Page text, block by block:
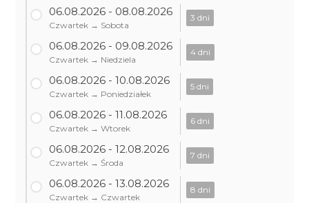
06.08.2026 - 08.08.2026
Czwartek → Sobota
3 dni
06.08.2026 - 09.08.2026
Czwartek → Niedziela
4 dni
06.08.2026 - 10.08.2026
Czwartek → Poniedziałek
5 dni
06.08.2026 - 11.08.2026
Czwartek → Wtorek
6 dni
06.08.2026 - 12.08.2026
Czwartek → Środa
7 dni
06.08.2026 - 13.08.2026
Czwartek → Czwartek
8 dni